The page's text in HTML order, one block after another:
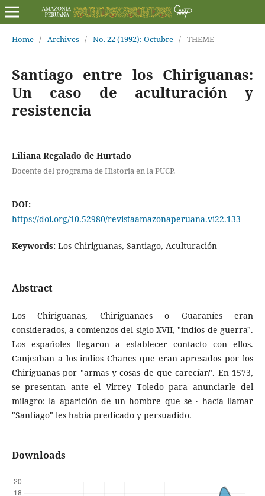
Home / Archives / No. 22 (1992): Octubre / THEME
Santiago entre los Chiriguanas:
Un caso de aculturación y
resistencia
Liliana Regalado de Hurtado
Docente del programa de Historia en la PUCP.
DOI:
https://doi.org/10.52980/revistaamazonaperuana.vi22.133
Keywords: Los Chiriguanas, Santiago, Aculturación
Abstract
Los Chiriguanas, Chiriguanaes o Guaraníes eran
considerados, a comienzos del siglo XVII, "indios de guerra".
Los españoles llegaron a establecer contacto con ellos.
Canjeaban a los indios Chanes que eran apresados por los
Chiriguanas por "armas y cosas de que carecían". En 1573,
se presentan ante el Virrey Toledo para anunciarle del
milagro: la aparición de un hombre que se · hacía llamar
"Santiago" les había predicado y persuadido.
Downloads